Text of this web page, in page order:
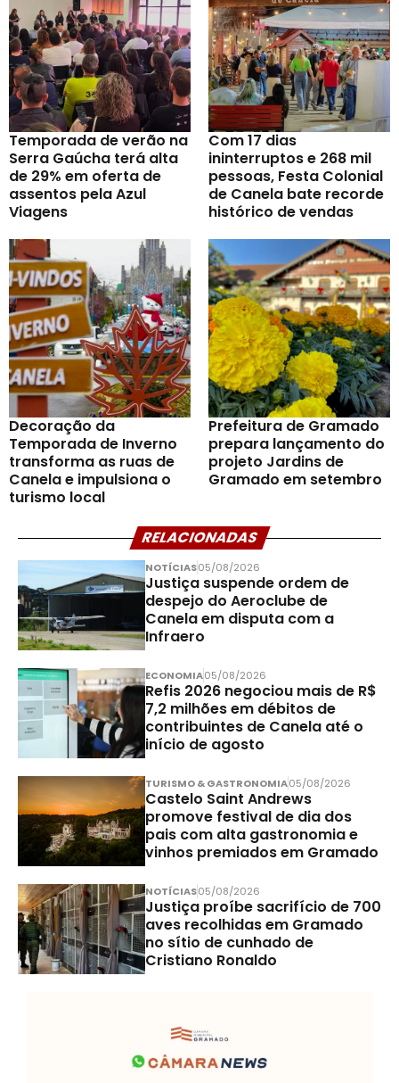
Temporada de verão na
Serra Gaúcha terá alta
de 29% em oferta de
assentos pela Azul
Viagens
Com 17 dias
ininterruptos e 268 mil
pessoas, Festa Colonial
de Canela bate recorde
histórico de vendas
Decoração da
Temporada de Inverno
transforma as ruas de
Canela e impulsiona o
turismo local
Prefeitura de Gramado
prepara lançamento do
projeto Jardins de
Gramado em setembro
RELACIONADAS
NOTÍCIAS05/08/2026
Justiça suspende ordem de
despejo do Aeroclube de
Canela em disputa com a
Infraero
ECONOMIA05/08/2026
Refis 2026 negociou mais de R$
7,2 milhões em débitos de
contribuintes de Canela até o
início de agosto
TURISMO & GASTRONOMIA05/08/2026
Castelo Saint Andrews
promove festival de dia dos
pais com alta gastronomia e
vinhos premiados em Gramado
NOTÍCIAS05/08/2026
Justiça proíbe sacrifício de 700
aves recolhidas em Gramado
no sítio de cunhado de
Cristiano Ronaldo